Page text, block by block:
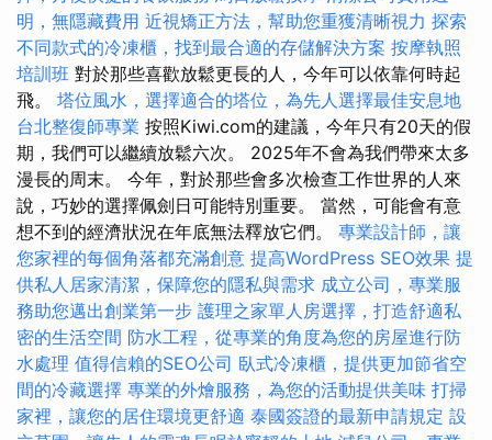
明，無隱藏費用 近視矯正方法，幫助您重獲清晰視力 探索
不同款式的冷凍櫃，找到最合適的存儲解決方案 按摩執照
培訓班 對於那些喜歡放鬆更長的人，今年可以依靠何時起
飛。 塔位風水，選擇適合的塔位，為先人選擇最佳安息地
台北整復師專業 按照Kiwi.com的建議，今年只有20天的假
期，我們可以繼續放鬆六次。 2025年不會為我們帶來太多
漫長的周末。 今年，對於那些會多次檢查工作世界的人來
說，巧妙的選擇佩劍日可能特別重要。 當然，可能會有意
想不到的經濟狀況在年底無法釋放它們。 專業設計師，讓
您家裡的每個角落都充滿創意 提高WordPress SEO效果 提
供私人居家清潔，保障您的隱私與需求 成立公司，專業服
務助您邁出創業第一步 護理之家單人房選擇，打造舒適私
密的生活空間 防水工程，從專業的角度為您的房屋進行防
水處理 值得信賴的SEO公司 臥式冷凍櫃，提供更加節省空
間的冷藏選擇 專業的外燴服務，為您的活動提供美味 打掃
家裡，讓您的居住環境更舒適 泰國簽證的最新申請規定 設